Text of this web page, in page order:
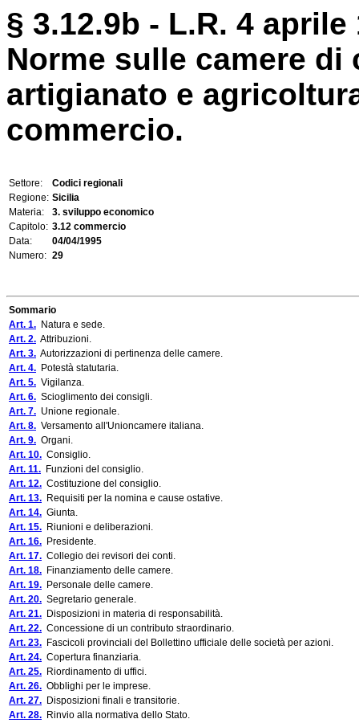
§ 3.12.9b - L.R. 4 aprile
Norme sulle camere
artigianato e
commercio.
Settore:
Codici regionali
Regione: Sicilia
Materia:
3. sviluppo economico
Capitolo: 3.12 commercio
Data:
04/04/1995
Numero: 29
Sommario
Art. 1. Natura e sede.
Art. 2. Attribuzioni.
Art. 3. Autorizzazioni di pertinenza delle camere.
Art. 4. Potestà statutaria.
Art. 5. Vigilanza.
Art. 6. Scioglimento dei consigli.
Art. 7. Unione regionale.
Art. 8. Versamento all'Unioncamere italiana.
Art. 9. Organi.
Art. 10. Consiglio.
Art. 11. Funzioni del consiglio.
Art. 12. Costituzione del consiglio.
Art. 13. Requisiti per la nomina e cause ostative.
Art. 14. Giunta.
Art. 15. Riunioni e deliberazioni.
Art. 16. Presidente.
Art. 17. Collegio dei revisori dei conti.
Art. 18. Finanziamento delle camere.
Art. 19. Personale delle camere.
Art. 20. Segretario generale.
Art. 21. Disposizioni in materia di responsabilità.
Art. 22. Concessione di un contributo straordinario.
Art. 23. Fascicoli provinciali del Bollettino ufficiale delle società per azioni.
Art. 24. Copertura finanziaria.
Art. 25. Riordinamento di uffici.
Art. 26. Obblighi per le imprese.
Art. 27. Disposizioni finali e transitorie.
Art. 28. Rinvio alla normativa dello Stato.